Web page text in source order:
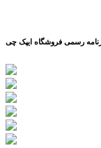
رسمی فروشگاه ایپک چی